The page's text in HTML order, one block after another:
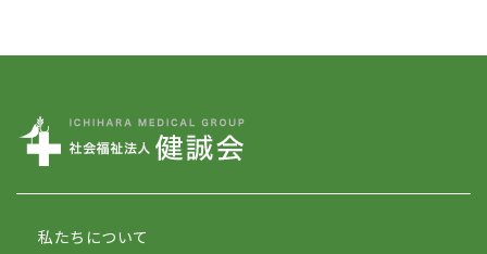
私たちについて